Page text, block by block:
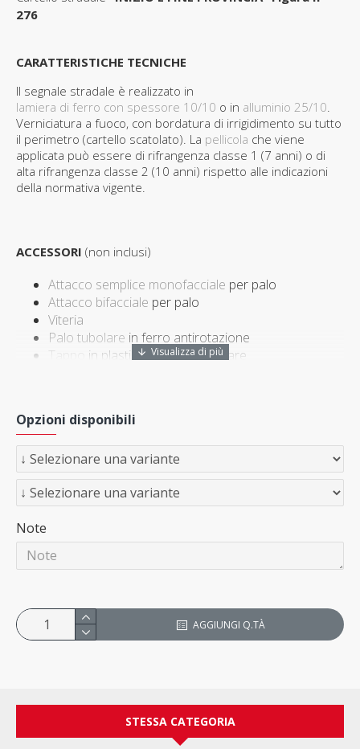
276
CARATTERISTICHE TECNICHE
Il segnale stradale è realizzato in
lamiera di ferro con spessore 10/10 o in alluminio 25/10.
Verniciatura a fuoco, con bordatura di irrigidimento su tutto
il perimetro (cartello scatolato). La pellicola che viene
applicata può essere di rifrangenza classe 1 (7 anni) o di
alta rifrangenza classe 2 (10 anni) rispetto alle indicazioni
della normativa vigente.
ACCESSORI (non inclusi)
Attacco semplice monofacciale per palo
Attacco bifacciale per palo
Viteria
Palo tubolare in ferro antirotazione
Tappo
in plastica per palo tubolare
Opzioni disponibili
Note
AGGIUNGI Q.TÀ
STESSA CATEGORIA